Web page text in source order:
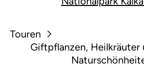
Touren
Giftpflanzen, Heilkräuter